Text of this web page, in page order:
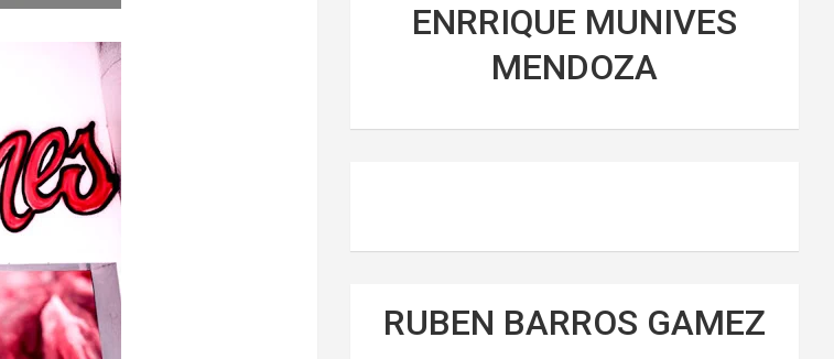
ENRRIQUE MUNIVES
MENDOZA
RUBEN BARROS GAMEZ